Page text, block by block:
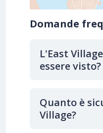
Domande
L'East
essere visto?
Quanto è
Village?